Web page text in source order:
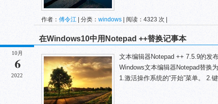
作者： 傅令江 | 分类： windows | 阅读：4323 次 |
10月
6
2022
在Windows10中用Notepad ++替换记事本
文本编辑器Notepad ++ 7.5.9的发
Windows文本编辑器Notepad替换
1.激活操作系统的“开始”菜单。 2.